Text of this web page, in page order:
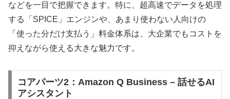
などを一目で把握できます。特に、超高速でデータを処理
する「SPICE」エンジンや、あまり使わない人向けの
「使った分だけ支払う」料金体系は、大企業でもコストを
抑えながら使える大きな魅力です。
コアパーツ2：Amazon Q Business – 話せるAI
アシスタント